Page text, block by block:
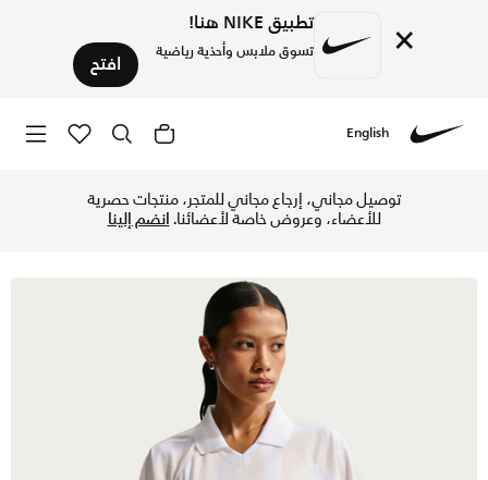
× تطبيق NIKE هنا!
تسوق ملابس وأحذية رياضية افتح
English
توصيل مجاني، إرجاع مجاني للمتجر، منتجات حصرية
للأعضاء، وعروض خاصة لأعضائنا.انضم إلينا